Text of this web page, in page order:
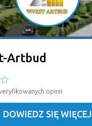
Artbud
opinii
DOWIEDZ SIĘ WIĘCEJ